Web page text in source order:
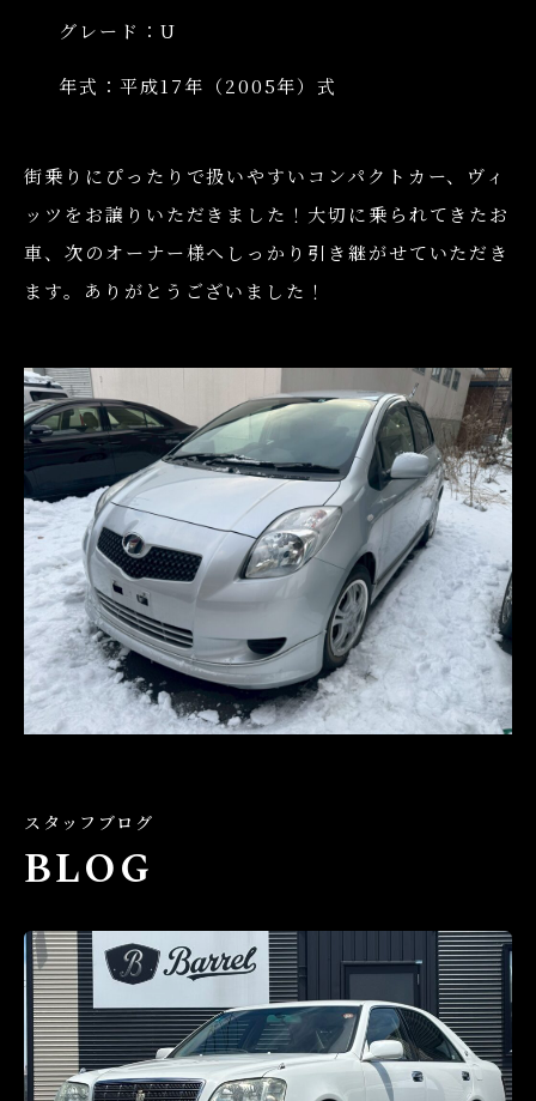
グレード：U
年式：平成17年（2005年）式
街乗りにぴったりで扱いやすいコンパクトカー、ヴィ
ッツをお譲りいただきました！大切に乗られてきたお
車、次のオーナー様へしっかり引き継がせていただき
ます。ありがとうございました！
スタッフブログ
BLOG